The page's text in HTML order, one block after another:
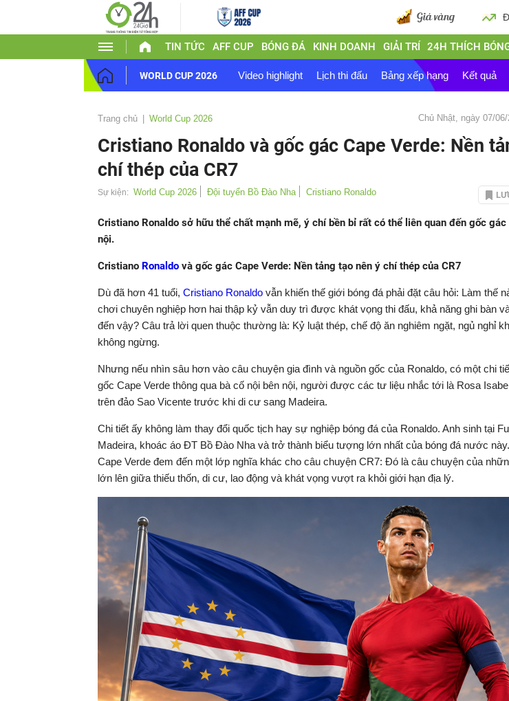
TIN TỨC AFF CUP BÓNG ĐÁ KINH DOANH GIẢI TRÍ 24H THÍCH
WORLD CUP 2026 Video highlight Lịch thi đấu Bảng xếp hạng Kết quả
Trang chủ World Cup 2026 Chủ Nhật, ngày 07/
Cristiano Ronaldo và gốc gác Cape Verde: Nền
chí thép của CR7
Sự kiện: World Cup 2026 Đội tuyển Bồ Đào Nha Cristiano Ronaldo
Cristiano Ronaldo sở hữu thể chất mạnh mẽ, ý chí bền bỉ rất có thể liên quan đến gốc gác
nội.
Cristiano Ronaldo và gốc gác Cape Verde: Nền tảng tạo nên ý chí thép của CR7
Dù đã hơn 41 tuổi, Cristiano Ronaldo vẫn khiến thế giới bóng đá phải đặt câu hỏi: Làm thế
chơi chuyên nghiệp hơn hai thập kỷ vẫn duy trì được khát vọng thi đấu, khả năng ghi bàn
đến vậy? Câu trả lời quen thuộc thường là: Kỷ luật thép, chế độ ăn nghiêm ngặt, ngủ nghỉ
không ngừng.
Nhưng nếu nhìn sâu hơn vào câu chuyện gia đình và nguồn gốc của Ronaldo, có một chi
gốc Cape Verde thông qua bà cố nội bên nội, người được các tư liệu nhắc tới là Rosa
trên đảo Sao Vicente trước khi di cư sang Madeira.
Chi tiết ấy không làm thay đổi quốc tịch hay sự nghiệp bóng đá của Ronaldo. Anh sinh tại
Madeira, khoác áo ĐT Bồ Đào Nha và trở thành biểu tượng lớn nhất của bóng đá nước
Cape Verde đem đến một lớp nghĩa khác cho câu chuyện CR7: Đó là câu chuyện của
lớn lên giữa thiếu thốn, di cư, lao động và khát vọng vượt ra khỏi giới hạn địa lý.